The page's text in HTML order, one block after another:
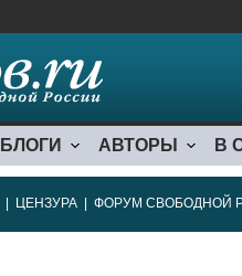
БЛОГИ АВТОРЫ В
ЦЕНЗУРА ФОРУМ СВОБОДНОЙ